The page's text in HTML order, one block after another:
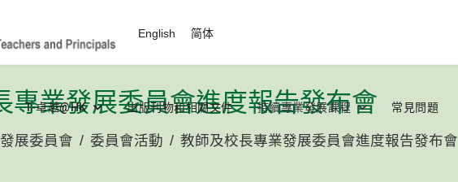
選擇你的語言
English 简体
T-卓越@HK 出版刊物和相關文件 持續專業發展課程 常見問題
專業發展委員會進度報告發布會
展委員會 委員會活動 教師及校長專業發展委員會進度報告發布會